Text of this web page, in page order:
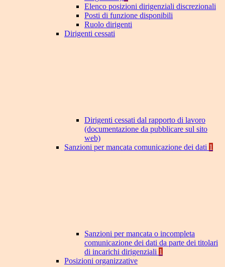
Elenco posizioni dirigenziali discrezionali
Posti di funzione disponibili
Ruolo dirigenti
Dirigenti cessati
Dirigenti cessati dal rapporto di lavoro
(documentazione da pubblicare sul sito
web)
Sanzioni per mancata comunicazione dei dati 1
Sanzioni per mancata o incompleta
comunicazione dei dati da parte dei titolari
di incarichi dirigenziali 1
Posizioni organizzative